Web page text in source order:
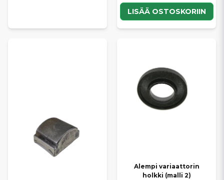
LISÄÄ OSTOSKORIIN
Alempi variaattorin
holkki (malli 2)